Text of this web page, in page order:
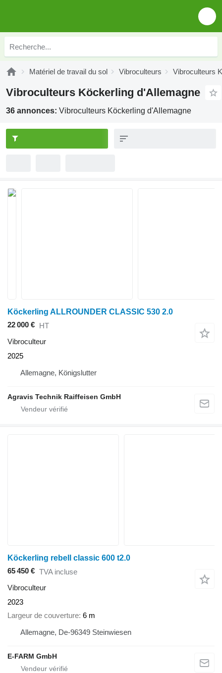
Matériel de travail du sol Vibroculteurs Vibroculteurs
Vibroculteurs Köckerling d'Allemagne
36 annonces: Vibroculteurs Köckerling d'Allemagne
Köckerling ALLROUNDER CLASSIC 530 2.0
22 000 € HT
Vibroculteur
2025
Allemagne, Königslutter
Agravis Technik Raiffeisen GmbH
Köckerling rebell classic 600 t2.0
65 450 € TVA incluse
Vibroculteur
2023
Largeur de couverture 6 m
Allemagne, De-96349 Steinwiesen
E-FARM GmbH